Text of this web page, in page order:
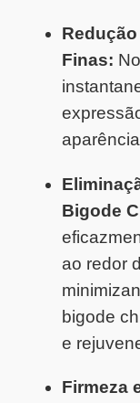
Finas:
Bigode
ao redor
bigode
e
Firmeza